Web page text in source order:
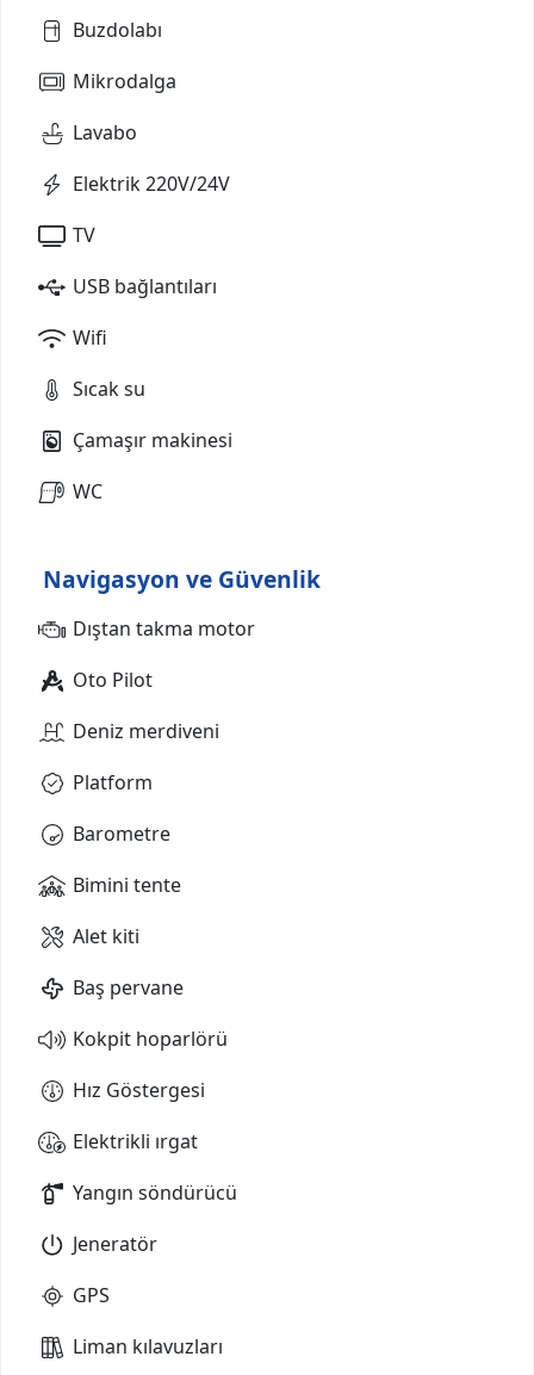
Buzdolabı
Mikrodalga
Lavabo
Elektrik 220V/24V
TV
USB bağlantıları
Wifi
Sıcak su
Çamaşır makinesi
WC
Navigasyon ve Güvenlik
Dıştan takma motor
Oto Pilot
Deniz merdiveni
Platform
Barometre
Bimini tente
Alet kiti
Baş pervane
Kokpit hoparlörü
Hız Göstergesi
Elektrikli ırgat
Yangın söndürücü
Jeneratör
GPS
Liman kılavuzları